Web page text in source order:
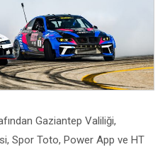
Gaziantep Valiliği,
Spor Toto, Power App ve HT